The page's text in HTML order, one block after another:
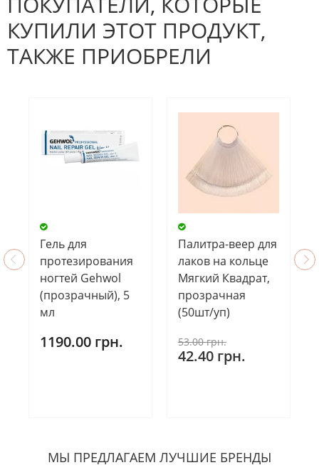
КУПИЛИ ЭТОТ ПРОДУКТ,
ТАКЖЕ ПРИОБРЕЛИ
Гель для
протезирования
ногтей Gehwol
(прозрачный), 5
мл
1190.00 грн.
Палитра-веер для
лаков на кольце
Мягкий Квадрат,
прозрачная
(50шт/уп)
53.00 грн.
42.40 грн.
МЫ ПРЕДЛАГАЕМ ЛУЧШИЕ БРЕНДЫ